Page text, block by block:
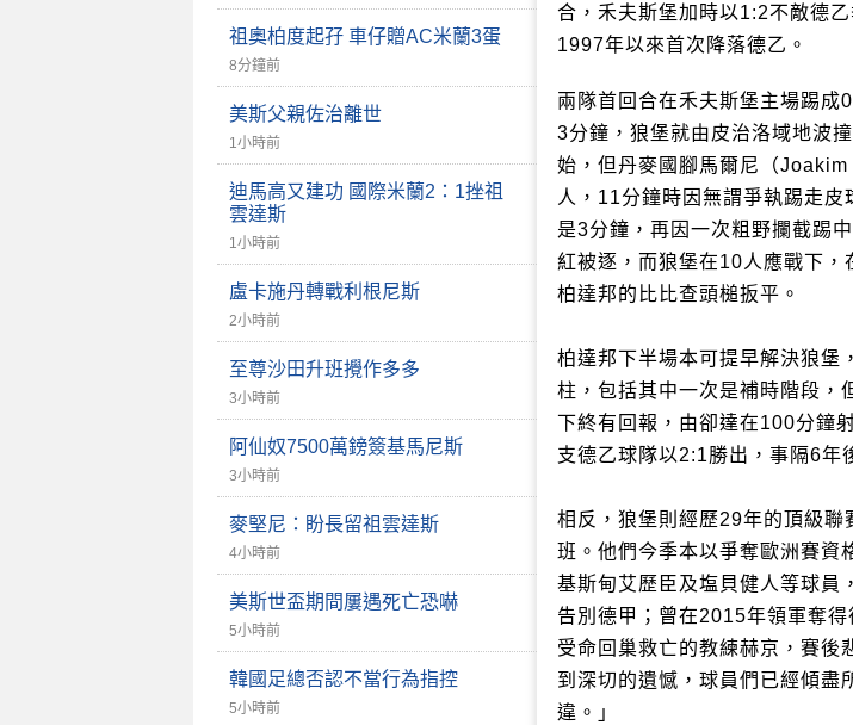
祖奧柏度起孖 車仔贈AC米蘭3蛋
8分鐘前
美斯父親佐治離世
1小時前
迪馬高又建功 國際米蘭2：1挫祖
雲達斯
1小時前
盧卡施丹轉戰利根尼斯
2小時前
至尊沙田升班攪作多多
3小時前
阿仙奴7500萬鎊簽基馬尼斯
3小時前
麥堅尼：盼長留祖雲達斯
4小時前
美斯世盃期間屢遇死亡恐嚇
5小時前
韓國足總否認不當行為指控
5小時前
合，禾夫斯堡加時以1:2不敵德
1997年以來首次降落德乙。
兩隊首回合在禾夫斯堡主場踢成
3分鐘，狼堡就由皮治洛域地波
始，但丹麥國腳馬爾尼（
人，11分鐘時因無謂爭執踢走皮
是3分鐘，再因一次粗野攔截踢
紅被逐，而狼堡在10人應戰下，
柏達邦的比比查頭槌扳平。
柏達邦下半場本可提早解決狼堡
柱，包括其中一次是補時階段，
下終有回報，由卻達在100分鐘
支德乙球隊以2:1勝出，事隔6年
相反，狼堡則經歷29年的頂級聯
班。他們今季本以爭奪歐洲賽資
基斯甸艾歷臣及塩貝健人等球員
告別德甲；曾在2015年領軍奪
受命回巢救亡的教練赫京，賽後
到深切的遺憾，球員們已經傾盡
違。」